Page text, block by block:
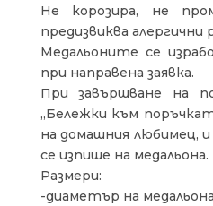
Не корозира, не
предизвиква алергични
Медальоните се
при направена заявка.
При завършване на
„Бележки към
на домашния любимец,
се изпише на медальона.
Размери:
-диаметър на